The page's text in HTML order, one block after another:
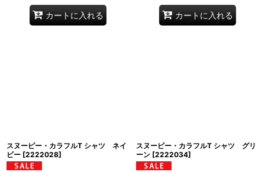
カートに入れる カートに入れる
スヌーピー・カラフルT シャツ ネイ
ビー [2222028]
スヌーピー・カラフルT シャツ グリ
ーン [2222034]